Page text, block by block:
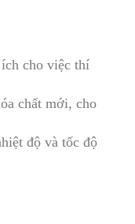
cho việc thí
chất mới, cho
độ và tốc độ